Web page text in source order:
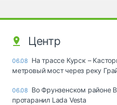
Центр
06.08 На трассе Курск –
метровый мост через реку
06.08 Во Фрунзенском районе
протаранил Lada Vesta